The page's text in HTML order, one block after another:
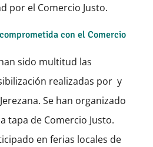
por el Comercio Justo.
con el Comercio
sido multitud las
realizadas por y
Se han organizado
tapa de Comercio Justo.
en ferias locales de